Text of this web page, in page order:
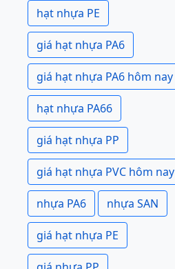
hạt nhựa PE
giá hạt nhựa PA6
giá hạt nhựa PA6 hôm nay
hạt nhựa PA66
giá hạt nhựa PP
giá hạt nhựa PVC hôm nay
nhựa PA6 nhựa SAN
giá hạt nhựa PE